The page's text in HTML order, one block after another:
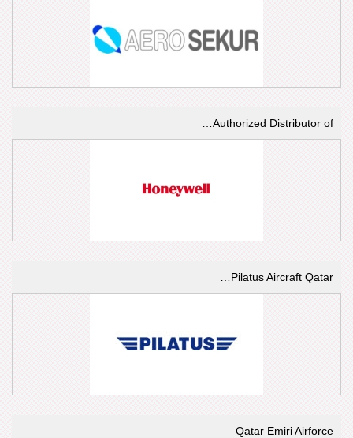
Authorized Distributor of…
Pilatus Aircraft Qatar…
Qatar Emiri Airforce